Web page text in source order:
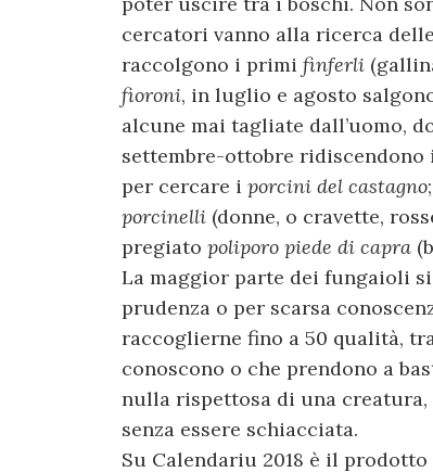
cercatori vanno alla ricerca delle
raccolgono i primi finferli
fioroni, in luglio e agosto
alcune mai tagliate dall’uomo,
settembre-ottobre
per cercare i porcini del castagno
porcinelli (donne, o cravette,
pregiato poliporo piede di capra
La maggior parte dei fungaioli
prudenza o per scarsa
raccoglierne fino a 50 qualità,
conoscono o che prendono a
nulla rispettosa di una creatura,
senza essere schiacciata.
Su Calendariu 2018 è il